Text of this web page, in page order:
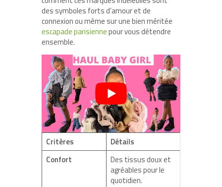
des symboles forts d’amour et de
connexion ou même sur une bien méritée
escapade parisiennepour vous détendre
ensemble.
Critères
Détails
Confort
Des tissus doux et
agréables pour le
quotidien.